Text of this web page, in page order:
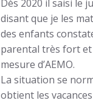
Dès 2020 il saisi le
disant que je les
des enfants
parental très fort
mesure d’AEMO.
La situation se
obtient les